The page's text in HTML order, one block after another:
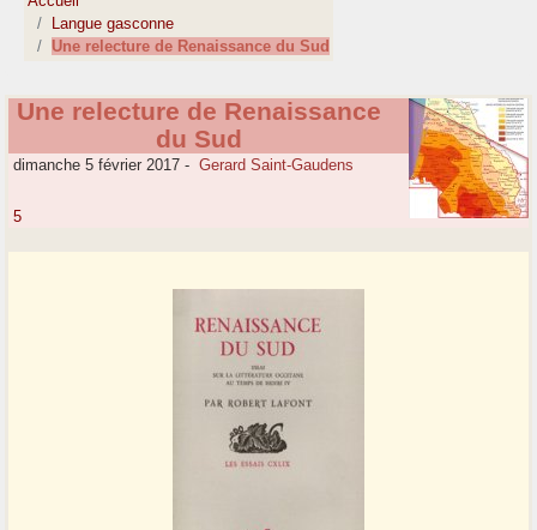
Langue gasconne
Une relecture de Renaissance du Sud
Une relecture de Renaissance
du Sud
dimanche 5 février 2017 - Gerard Saint-Gaudens
5